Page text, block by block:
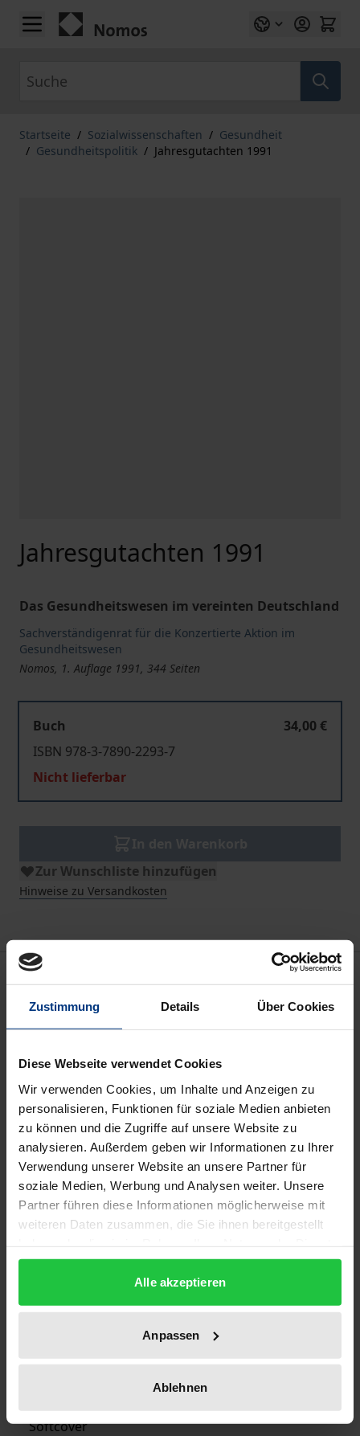
Zustimmung Details Über Cookies
Diese Webseite verwendet Cookies
Wir verwenden Cookies, um Inhalte und Anzeigen zu
personalisieren, Funktionen für soziale Medien anbieten
zu können und die Zugriffe auf unsere Website zu
analysieren. Außerdem geben wir Informationen zu Ihrer
Verwendung unserer Website an unsere Partner für
soziale Medien, Werbung und Analysen weiter. Unsere
Partner führen diese Informationen möglicherweise mit
weiteren Daten zusammen, die Sie ihnen bereitgestellt
gesammelt haben.
Alle akzeptieren
Anpassen
Ablehnen
Zum Inhalt springen
Startseite / Sozialwissenschaften / Gesundheit
/ Gesundheitspolitik / Jahresgutachten 1991
Jahresgutachten 1991
Das Gesundheitswesen im vereinten Deutschland
Sachverständigenrat für die Konzertierte Aktion im
Gesundheitswesen
Nomos, 1. Auflage 1991, 344 Seiten
Buch
34,00 €
ISBN 978-3-7890-2293-7
Nicht lieferbar
Zur Wunschliste hinzufügen
Hinweise zu Versandkosten
Bibliografische Angaben
Auflage
ISBN
978-3-7890-2293-7
Untertitel
Das Gesundheitswesen im vereinten
Deutschland
Erscheinungsdatum
Erscheinungsjahr
1991
Nomos
Softcover